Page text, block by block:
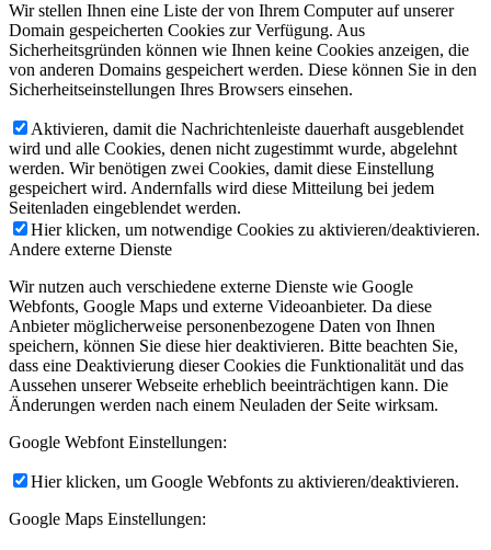
Wir stellen Ihnen eine Liste der von Ihrem Computer auf unserer
Domain gespeicherten Cookies zur Verfügung. Aus
Sicherheitsgründen können wie Ihnen keine Cookies anzeigen, die
von anderen Domains gespeichert werden. Diese können Sie in den
Sicherheitseinstellungen Ihres Browsers einsehen.
Aktivieren, damit die Nachrichtenleiste dauerhaft ausgeblendet
wird und alle Cookies, denen nicht zugestimmt wurde, abgelehnt
werden. Wir benötigen zwei Cookies, damit diese Einstellung
gespeichert wird. Andernfalls wird diese Mitteilung bei jedem
Seitenladen eingeblendet werden.
Hier klicken, um notwendige Cookies zu aktivieren/deaktivieren.
Andere externe Dienste
Wir nutzen auch verschiedene externe Dienste wie Google
Webfonts, Google Maps und externe Videoanbieter. Da diese
Anbieter möglicherweise personenbezogene Daten von Ihnen
speichern, können Sie diese hier deaktivieren. Bitte beachten Sie,
dass eine Deaktivierung dieser Cookies die Funktionalität und das
Aussehen unserer Webseite erheblich beeinträchtigen kann. Die
Änderungen werden nach einem Neuladen der Seite wirksam.
Google Webfont Einstellungen:
Hier klicken, um Google Webfonts zu aktivieren/deaktivieren.
Google Maps Einstellungen: